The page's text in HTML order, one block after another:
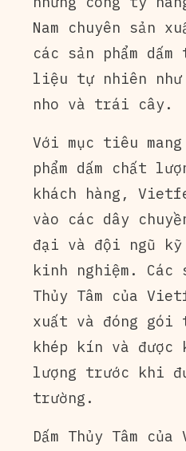
Nam chuyên sản
các sản phẩm
liệu tự nhiên như
nho và trái cây.
Với mục tiêu
phẩm dấm chất
khách hàng,
vào các dây
đại và đội ngũ
kinh nghiệm. Các
Thủy Tâm của
xuất và đóng gói
khép kín và được
lượng trước khi
trường.
Dấm Thủy Tâm